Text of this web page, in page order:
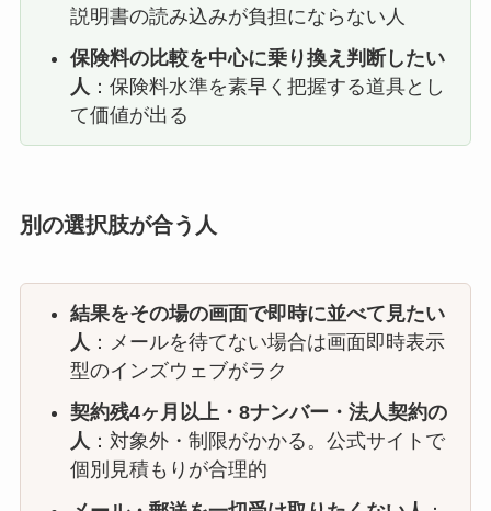
説明書の読み込みが負担にならない人
保険料の比較を中心に乗り換え判断したい
人 ：保険料水準を素早く把握する道具とし
て価値が出る
別の選択肢が合う人
結果をその場の画面で即時に並べて見たい
人 ：メールを待てない場合は画面即時表示
型のインズウェブがラク
契約残4ヶ月以上・8ナンバー・法人契約の
人 ：対象外・制限がかかる。公式サイトで
個別見積もりが合理的